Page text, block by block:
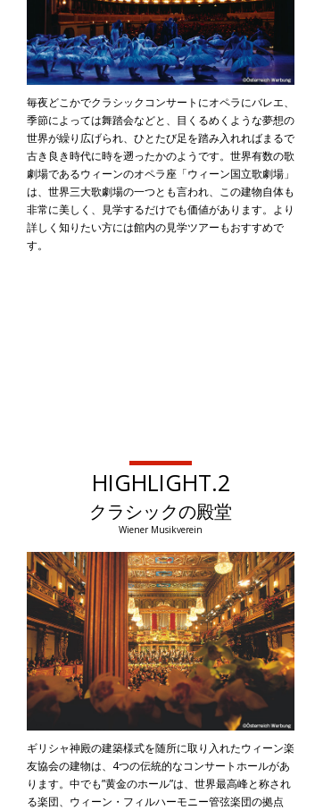
毎夜どこかでクラシックコンサートにオペラにバレエ、
季節によっては舞踏会などと、目くるめくような夢想の
世界が繰り広げられ、ひとたび足を踏み入れればまるで
古き良き時代に時を遡ったかのようです。世界有数の歌
劇場であるウィーンのオペラ座「ウィーン国立歌劇場」
は、世界三大歌劇場の一つとも言われ、この建物自体も
非常に美しく、見学するだけでも価値があります。より
詳しく知りたい方には館内の見学ツアーもおすすめで
す。
HIGHLIGHT.2
クラシックの殿堂
Wiener Musikverein
ギリシャ神殿の建築様式を随所に取り入れたウィーン楽
友協会の建物は、4つの伝統的なコンサートホールがあ
ります。中でも”黄金のホール”は、世界最高峰と称され
る楽団、ウィーン・フィルハーモニー管弦楽団の拠点